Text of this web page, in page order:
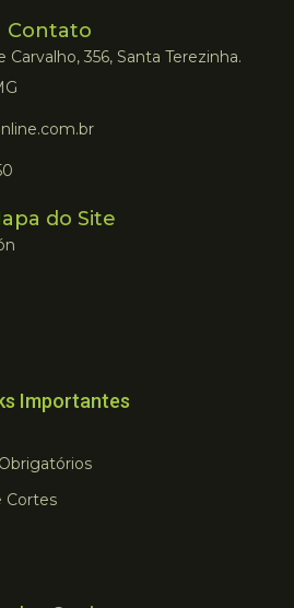
Contato
Carvalho, 356, Santa Terezinha.
do Site
Importantes
Cortes